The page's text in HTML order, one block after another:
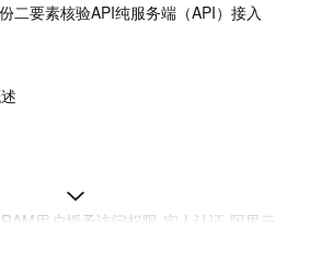
二要素核验API纯服务端（API）接入
用户授予访问权限-实人认证-阿里云